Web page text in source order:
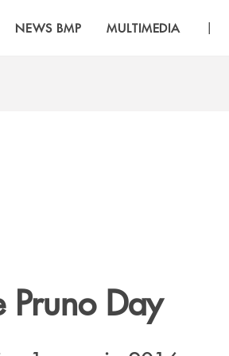
NEWS BMP MULTIMEDIA |
Day